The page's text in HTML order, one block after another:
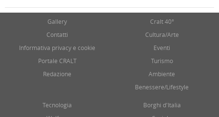
Gallery
Contatti
Informativa privacy e cookie
Portale CRALT
Redazione
Cralt 40°
Cultura/Arte
Eventi
Turismo
Ambiente
Benessere/Lifestyle
Tecnologia
Borghi d'Italia